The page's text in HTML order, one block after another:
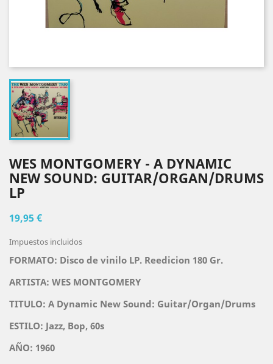
WES MONTGOMERY - A DYNAMIC
NEW SOUND: GUITAR/ORGAN/DRUMS
LP
19,95 €
Impuestos incluidos
FORMATO: Disco de vinilo LP. Reedicion 180 Gr.
ARTISTA: WES MONTGOMERY
TITULO: A Dynamic New Sound: Guitar/Organ/Drums
ESTILO: Jazz, Bop, 60s
AÑO: 1960